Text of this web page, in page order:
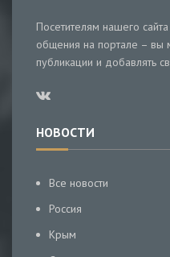
Посетителям нашего
общения на портале – вы
публикации и добавлять
НОВОСТИ
Все новости
Россия
Крым